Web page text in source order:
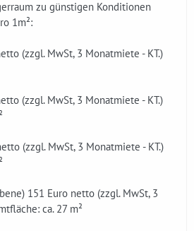
zu günstigen Konditionen
1m²:
(zzgl. MwSt, 3 Monatmiete - KT.)
(zzgl. MwSt, 3 Monatmiete - KT.)
(zzgl. MwSt, 3 Monatmiete - KT.)
151 Euro netto (zzgl. MwSt, 3
ca. 27 m²